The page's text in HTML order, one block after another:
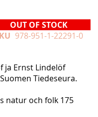
OUT OF STOCK
978-951-1-22291-0
ja Ernst Lindelöf
Tiedeseura.
natur och folk 175